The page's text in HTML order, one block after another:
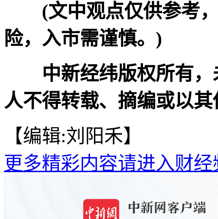
(文中观点仅供参考
险，入市需谨慎。)
中新经纬版权所有
人不得转载、摘编或以
【编辑:刘阳禾】
更多精彩内容请进入财经